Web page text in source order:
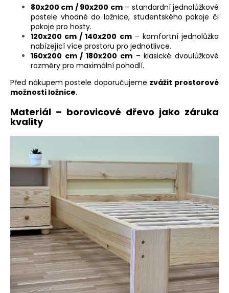
80x200 cm / 90x200 cm– standardní jednolůžkové
postele vhodné do ložnice, studentského pokoje či
pokoje pro hosty.
120x200 cm / 140x200 cm– komfortní jednolůžka
nabízející více prostoru pro jednotlivce.
160x200 cm / 180x200 cm– klasické dvoulůžkové
rozměry pro maximální pohodlí.
Před nákupem postele doporučujeme zvážit prostorové
možnosti ložnice.
Materiál – borovicové dřevo jako záruka
kvality